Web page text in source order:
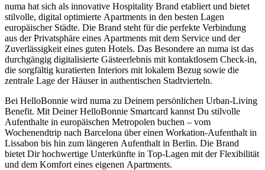
numa hat sich als innovative Hospitality Brand etabliert und bietet
stilvolle, digital optimierte Apartments in den besten Lagen
europäischer Städte. Die Brand steht für die perfekte Verbindung
aus der Privatsphäre eines Apartments mit dem Service und der
Zuverlässigkeit eines guten Hotels. Das Besondere an numa ist das
durchgängig digitalisierte Gästeerlebnis mit kontaktlosem Check-in,
die sorgfältig kuratierten Interiors mit lokalem Bezug sowie die
zentrale Lage der Häuser in authentischen Stadtvierteln.
Bei HelloBonnie wird numa zu Deinem persönlichen Urban-Living
Benefit. Mit Deiner HelloBonnie Smartcard kannst Du stilvolle
Aufenthalte in europäischen Metropolen buchen – vom
Wochenendtrip nach Barcelona über einen Workation-Aufenthalt in
Lissabon bis hin zum längeren Aufenthalt in Berlin. Die Brand
bietet Dir hochwertige Unterkünfte in Top-Lagen mit der Flexibilität
und dem Komfort eines eigenen Apartments.